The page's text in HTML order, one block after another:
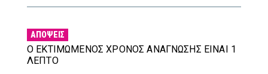
ΑΠΌΨΕΙΣ
Ο ΕΚΤΙΜΏΜΕΝΟΣ ΧΡΌΝΟΣ ΑΝΆΓΝΩΣΗΣ ΕΊΝΑΙ 1
ΛΕΠΤΌ